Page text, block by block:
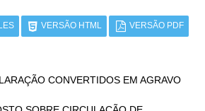
VERSÃO HTML VERSÃO PDF
CONVERTIDOS EM AGRAVO